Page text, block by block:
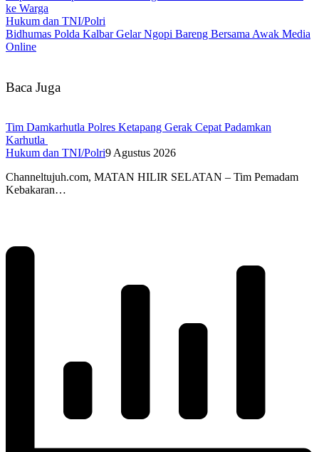
ke Warga
Hukum dan TNI/Polri
Bidhumas Polda Kalbar Gelar Ngopi Bareng Bersama Awak Media
Online
Baca Juga
Tim Damkarhutla Polres Ketapang Gerak Cepat Padamkan
Karhutla
Hukum dan TNI/Polri9 Agustus 2026
Channeltujuh.com, MATAN HILIR SELATAN – Tim Pemadam
Kebakaran…